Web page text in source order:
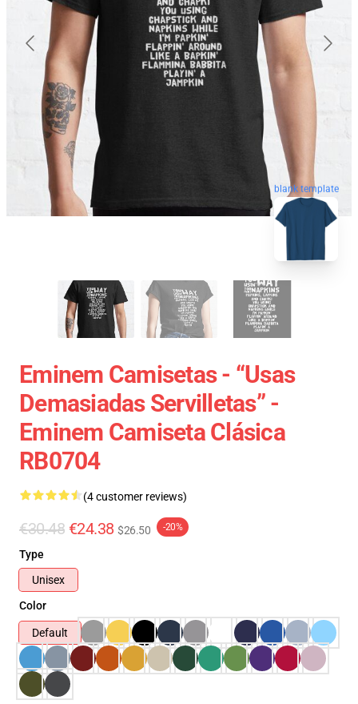
blank template
Eminem Camisetas - “Usas
Demasiadas Servilletas” -
Eminem Camiseta Clásica
RB0704
(4 customer reviews)
€30.48 €24.38 $26.50 -20%
Type
Unisex
Color
Default